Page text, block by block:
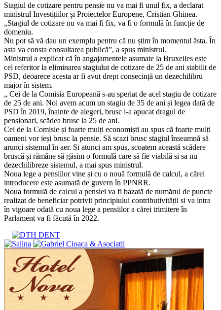
Stagiul de cotizare pentru pensie nu va mai fi unul fix, a declarat
ministrul Investițiilor și Proiectelor Europene, Cristian Ghinea.
„Stagiul de cotizare nu va mai fi fix, va fi o formulă în funcție de
domeniu.
Nu pot să vă dau un exemplu pentru că nu știm în momentul ăsta. În
asta va consta consultarea publică”, a spus ministrul.
Ministrul a explicat că în angajamentele asumate la Bruxelles este
cel referitor la eliminarea stagiului de cotizare de 25 de ani stabilit de
PSD, deoarece acesta ar fi avut drept consecință un dezechilibru
major în sistem.
„ Cei de la Comisia Europeană s-au speriat de acel stagiu de cotizare
de 25 de ani. Noi avem acum un stagiu de 35 de ani și legea dată de
PSD în 2019, înainte de alegeri, brusc i-a apucat dragul de
pensionari, scădea brusc la 25 de ani.
Cei de la Comisie și foarte mulți economiști au spus că foarte mulți
oameni vor ieși brusc la pensie. Să scazi brusc stagiul înseamnă să
arunci sistemul în aer. Si atunci am spus, scoatem această scădere
bruscă și rămâne să găsim o formulă care să fie viabilă si sa nu
dezechilibreze sistemul, a mai spus ministrul.
Noua lege a pensiilor vine și cu o nouă formulă de calcul, a cărei
introducere este asumată de guvern în PPNRR.
Noua formulă de calcul a pensiei va fi bazată de numărul de puncte
realizat de beneficiar potrivit principiului contributivității si va intra
în vigoare odată cu noua lege a pensiilor a cărei trimitere în
Parlament va fi făcută în 2022.